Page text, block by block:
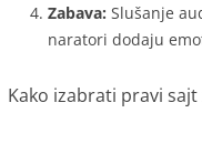
Zabava: Slušanje
naratori dodaju
Kako izabrati pravi